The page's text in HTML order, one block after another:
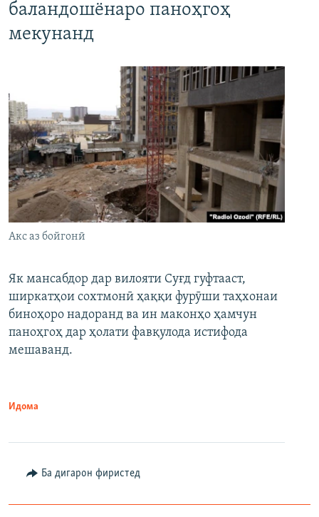
баландошёнаро паноҳгоҳ
мекунанд
Акс аз бойгонӣ
Як мансабдор дар вилояти Суғд гуфтааст,
ширкатҳои сохтмонӣ ҳаққи фурӯши таҳхонаи
биноҳоро надоранд ва ин маконҳо ҳамчун
паноҳгоҳ дар ҳолати фавқулода истифода
мешаванд.
Идома
Ба дигарон фиристед